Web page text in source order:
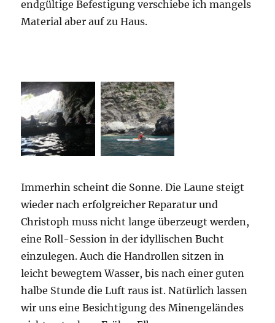
endgültige Befestigung verschiebe ich mangels
Material aber auf zu Haus.
Immerhin scheint die Sonne. Die Laune steigt
wieder nach erfolgreicher Reparatur und
Christoph muss nicht lange überzeugt werden,
eine Roll-Session in der idyllischen Bucht
einzulegen. Auch die Handrollen sitzen in
leicht bewegtem Wasser, bis nach einer guten
halbe Stunde die Luft raus ist. Natürlich lassen
wir uns eine Besichtigung des Minengeländes